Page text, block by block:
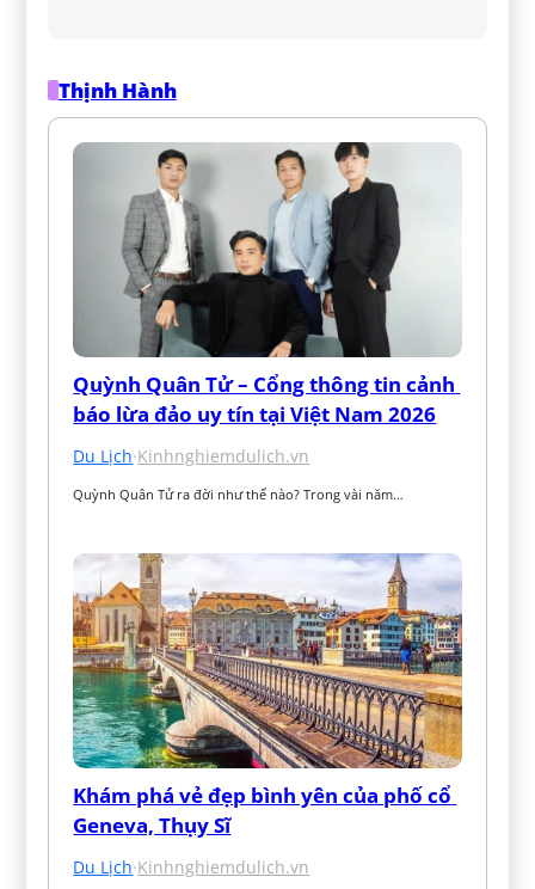
Thịnh Hành
Quỳnh Quân Tử – Cổng thông tin cảnh
báo lừa đảo uy tín tại Việt Nam 2026
Du Lịch·Kinhnghiemdulich.vn
Quỳnh Quân Tử ra đời như thế nào? Trong vài năm…
Khám phá vẻ đẹp bình yên của phố cổ
Geneva, Thụy Sĩ
Du Lịch·Kinhnghiemdulich.vn